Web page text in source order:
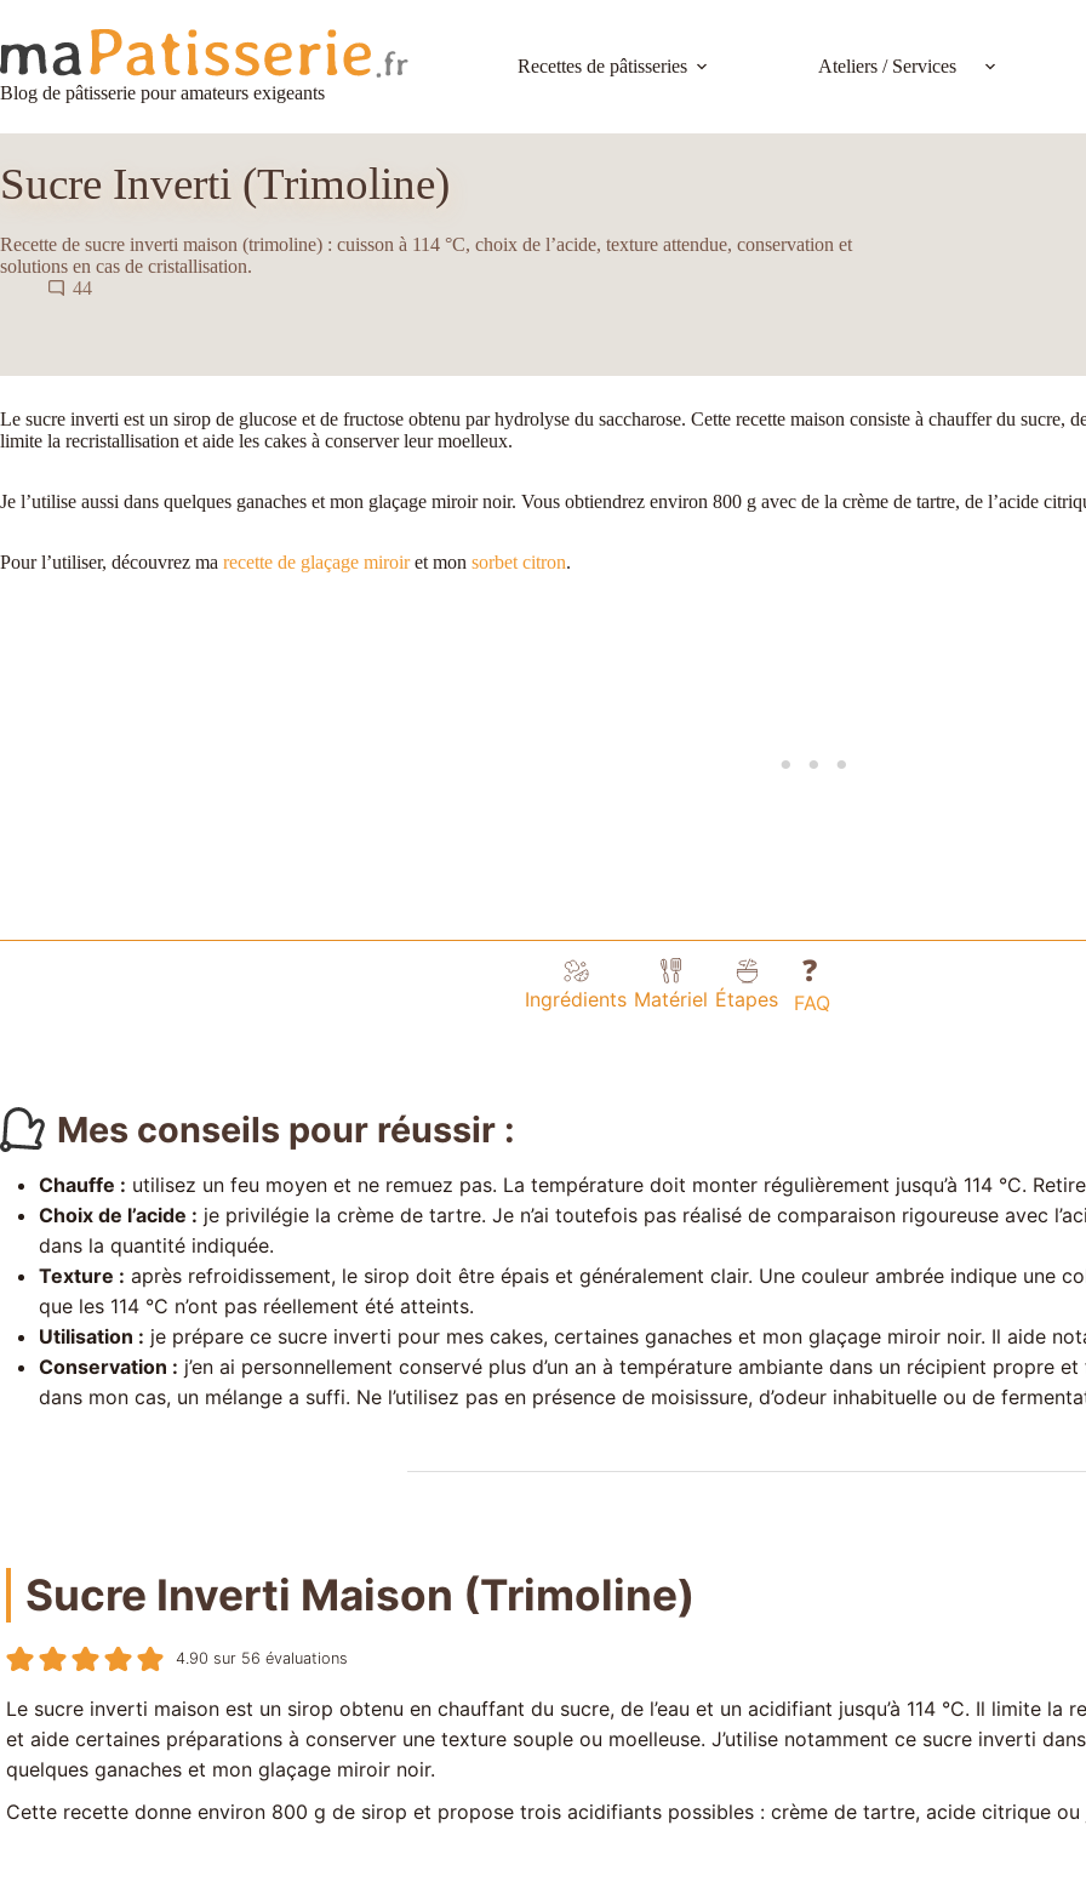
contenu
Blog de pâtisserie pour amateurs exigeants
Recettes de pâtisseries Ateliers / Services
Sucre Inverti (Trimoline)
Recette de sucre inverti maison (trimoline) : cuisson à 114 °C, choix de l’acide, texture attendue, conservation et
solutions en cas de cristallisation.
44
Le sucre inverti est un sirop de glucose et de fructose obtenu par hydrolyse du saccharose. Cette recette maison consiste à chauffer du sucre,
limite la recristallisation et aide les cakes à conserver leur moelleux.
Je l’utilise aussi dans quelques ganaches et mon glaçage miroir noir. Vous obtiendrez environ 800 g avec de la crème de tartre, de l’acide
Pour l’utiliser, découvrez ma recette de glaçage miroiret mon sorbet citron.
Ingrédients Matériel Étapes
❓
FAQ
Mes conseils pour réussir :
Chauffe : utilisez un feu moyen et ne remuez pas. La température doit monter régulièrement jusqu’à 114 °C.
Choix de l’acide : je privilégie la crème de tartre. Je n’ai toutefois pas réalisé de comparaison rigoureuse avec
dans la quantité indiquée.
Texture : après refroidissement, le sirop doit être épais et généralement clair. Une couleur ambrée indique une
que les 114 °C n’ont pas réellement été atteints.
Utilisation : je prépare ce sucre inverti pour mes cakes, certaines ganaches et mon glaçage miroir noir. Il aide
Conservation : j’en ai personnellement conservé plus d’un an à température ambiante dans un récipient propre
dans mon cas, un mélange a suffi. Ne l’utilisez pas en présence de moisissure, d’odeur inhabituelle ou de
Sucre Inverti Maison (Trimoline)
4.90 sur 56 évaluations
Le sucre inverti maison est un sirop obtenu en chauffant du sucre, de l’eau et un acidifiant jusqu’à 114 °C. Il limite la
et aide certaines préparations à conserver une texture souple ou moelleuse. J’utilise notamment ce sucre inverti
quelques ganaches et mon glaçage miroir noir.
Cette recette donne environ 800 g de sirop et propose trois acidifiants possibles : crème de tartre, acide citrique ou